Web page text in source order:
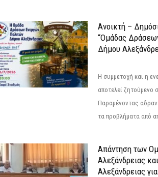
Ανοικτή –
“Ομάδας
Δήμου
Η συμμετοχή και η
αποτελεί ζητούμενο
Παραμένοντας
τα προβλήματα από
Απάντηση των
Αλεξάνδρειας
Αλεξάνδρειας